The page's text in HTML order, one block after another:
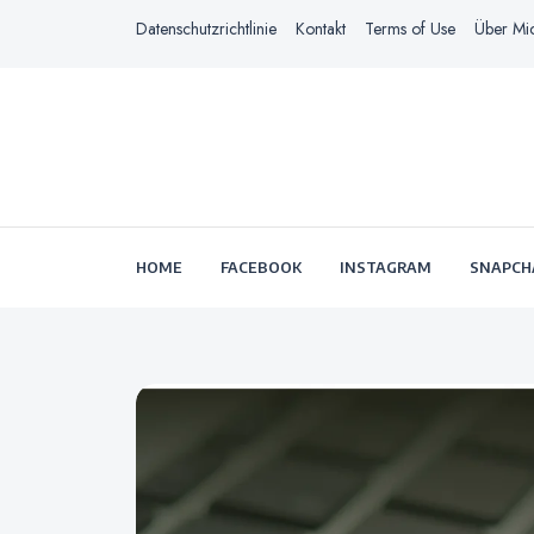
Datenschutzrichtlinie Kontakt Terms of Use Über
HOME FACEBOOK INSTAGRAM